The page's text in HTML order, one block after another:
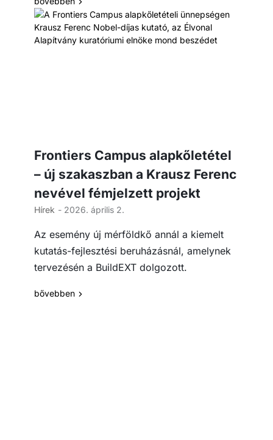
Frontiers Campus alapkőletétel
– új szakaszban a Krausz Ferenc
nevével fémjelzett projekt
Hírek - 2026. április 2.
Az esemény új mérföldkő annál a kiemelt
kutatás-fejlesztési beruházásnál, amelynek
tervezésén a BuildEXT dolgozott.
bővebben